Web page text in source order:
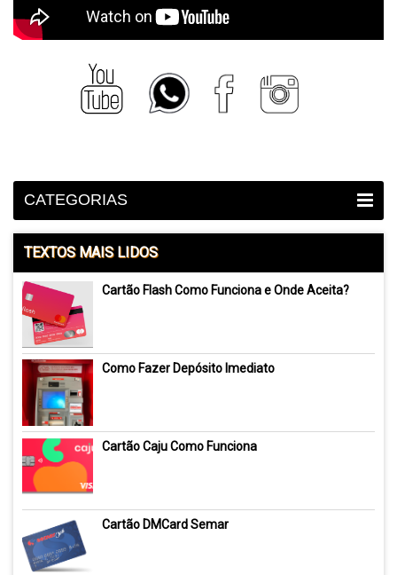
CATEGORIAS
TEXTOS MAIS LIDOS
Cartão Flash Como Funciona e Onde Aceita?
Como Fazer Depósito Imediato
Cartão Caju Como Funciona
Cartão DMCard Semar